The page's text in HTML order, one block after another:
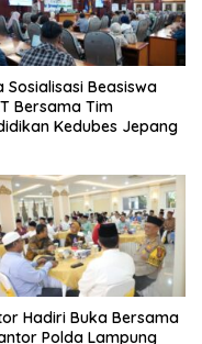
Sosialisasi Beasiswa
Bersama Tim
Kedubes Jepang
Hadiri Buka Bersama
Polda Lampung